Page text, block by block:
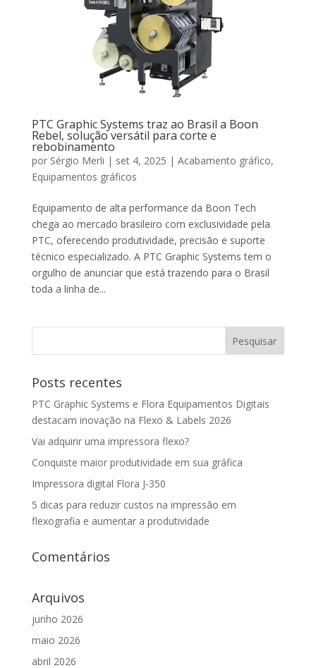
PTC Graphic Systems traz ao Brasil a Boon
Rebel, solução versátil para corte e
rebobinamento
por Sérgio Merli | set 4, 2025 | Acabamento gráfico,
Equipamentos gráficos
Equipamento de alta performance da Boon Tech
chega ao mercado brasileiro com exclusividade pela
PTC, oferecendo produtividade, precisão e suporte
técnico especializado. A PTC Graphic Systems tem o
orgulho de anunciar que está trazendo para o Brasil
toda a linha de...
Posts recentes
PTC Graphic Systems e Flora Equipamentos Digitais
destacam inovação na Flexo & Labels 2026
Vai adquirir uma impressora flexo?
Conquiste maior produtividade em sua gráfica
Impressora digital Flora J-350
5 dicas para reduzir custos na impressão em
flexografia e aumentar a produtividade
Comentários
Arquivos
junho 2026
maio 2026
abril 2026